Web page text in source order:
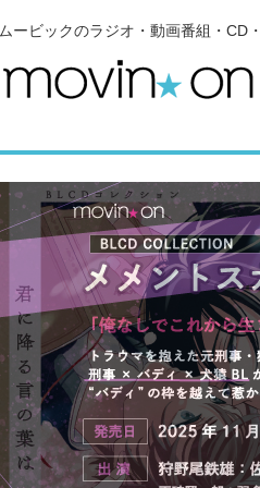
ムービックのラジオ・動画番組・CD